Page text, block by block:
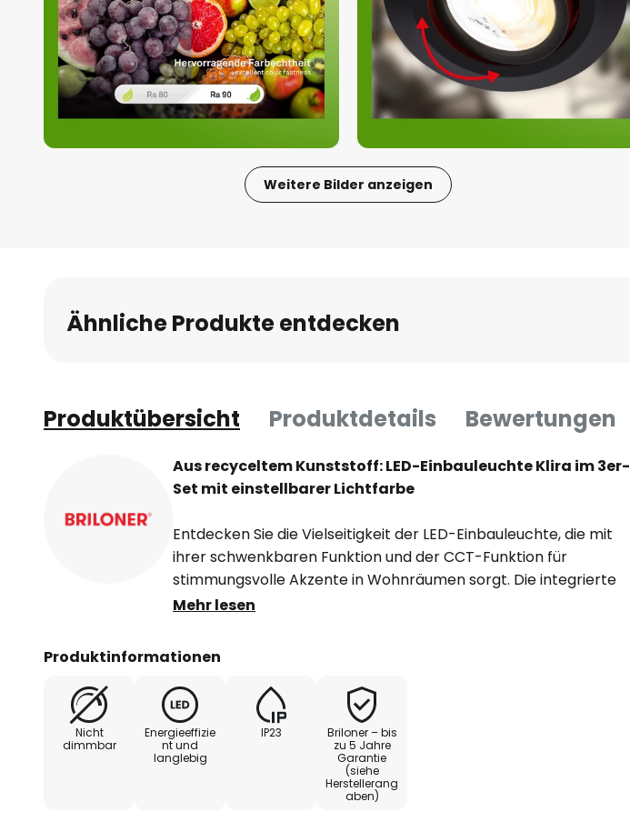
Weitere Bilder anzeigen
Ähnliche Produkte entdecken
Produktübersicht Produktdetails Bewertungen
Aus recyceltem Kunststoff: LED-Einbauleuchte Klira im 3er-
Set mit einstellbarer Lichtfarbe
Entdecken Sie die Vielseitigkeit der LED-Einbauleuchte, die mit
ihrer schwenkbaren Funktion und der CCT-Funktion für
stimmungsvolle Akzente in Wohnräumen sorgt. Die integrierte
LED-Lichtquelle bietet nicht nur eine energieeffiziente
Lichtfarbe individuell (2.500 K, 3.000 K, 4.000 K) anzupassen. Ob
diese moderne Leuchte im 3er-Set fügt sich nahtlos in jedes
Ambiente ein und ermöglicht eine gezielte Ausrichtung des
Lichts. Mit der nachhaltigen Verpackung leistet dieses
Beleuchtungsset einen Beitrag zum bewussten Konsum.
Mehr lesen
Produktinformationen
Nicht
dimmbar
Energieeffizie
nt und
langlebig
IP23
Briloner – bis
zu 5 Jahre
Garantie
(siehe
Herstellerang
aben)